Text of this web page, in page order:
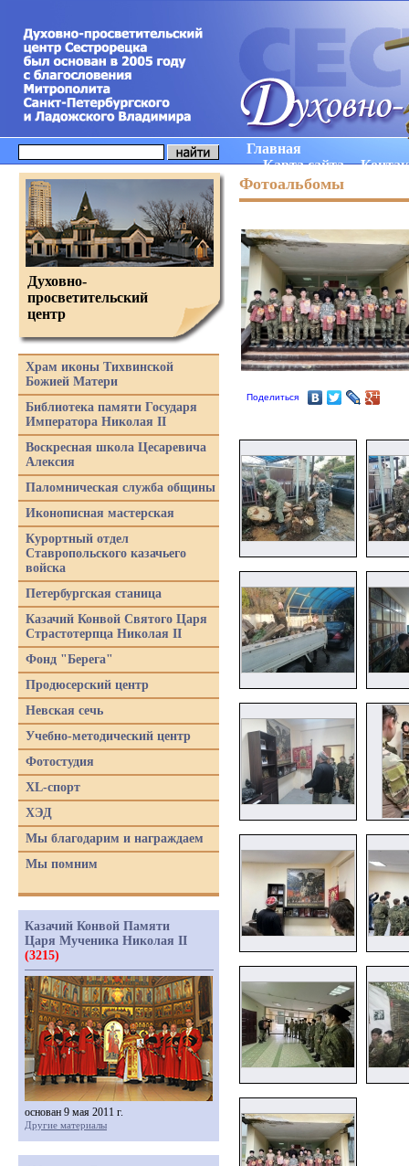
Главная
Карта сайта
Фотоальбомы
Поделиться
Духовно-
просветительский
центр
Храм иконы Тихвинской
Божией Матери
Библиотека памяти Государя
Императора Николая II
Воскресная школа Цесаревича
Алексия
Паломническая служба общины
Иконописная мастерская
Курортный отдел
Ставропольского казачьего
войска
Петербургская станица
Казачий Конвой Святого Царя
Страстотерпца Николая II
Фонд "Берега"
Продюсерский центр
Невская сечь
Учебно-методический центр
Фотостудия
XL-спорт
ХЭД
Мы благодарим и награждаем
Мы помним
Казачий Конвой Памяти
Царя Мученика Николая II
(3215)
основан 9 мая 2011 г.
Другие материалы